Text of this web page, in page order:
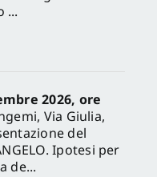
...
2026, ore
Via Giulia,
del
Ipotesi per
de...